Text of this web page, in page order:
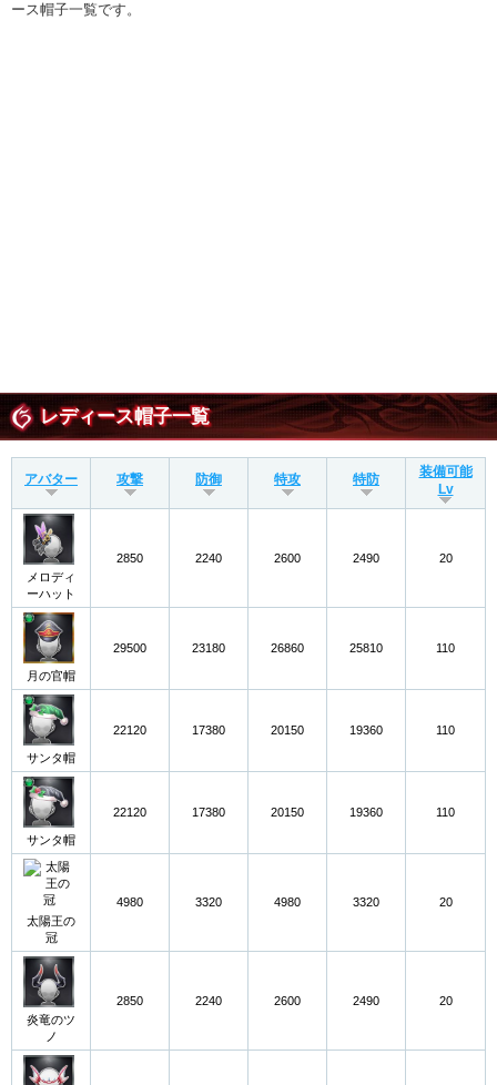
ース帽子一覧です。
レディース帽子一覧
アバター 攻撃 防御 特攻 特防
装備可能
Lv
メロディ
ーハット
2850 2240 2600 2490 20
月の官帽
29500 23180 26860 25810 110
サンタ帽
22120 17380 20150 19360 110
サンタ帽
22120 17380 20150 19360 110
太陽王の
冠
4980 3320 4980 3320 20
炎竜のツ
ノ
2850 2240 2600 2490 20